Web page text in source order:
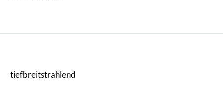
tiefbreitstrahlend